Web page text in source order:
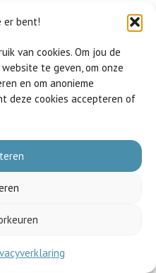
er bent!
van cookies. Om jou de
te geven, om onze
en om anonieme
deze cookies accepteren of
te krijgen tot je